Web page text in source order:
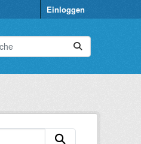
Einloggen